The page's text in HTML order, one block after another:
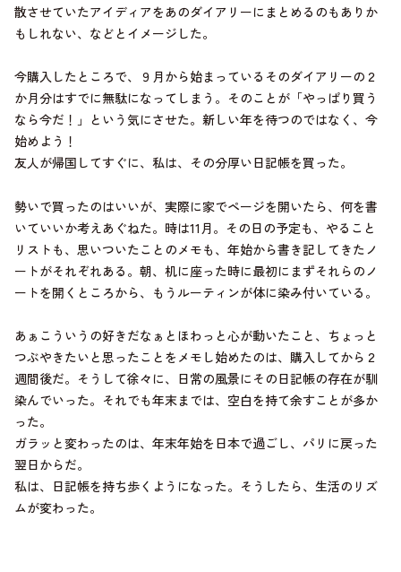
散させていたアイディアをあのダイアリーにまとめるのもありか
もしれない、などとイメージした。
今購入したところで、９月から始まっているそのダイアリーの２
か月分はすでに無駄になってしまう。そのことが「やっぱり買う
なら今だ！」という気にさせた。新しい年を待つのではなく、今
始めよう！
友人が帰国してすぐに、私は、その分厚い日記帳を買った。
勢いで買ったのはいいが、実際に家でページを開いたら、何を書
いていいか考えあぐねた。時は11月。その日の予定も、やること
リストも、思いついたことのメモも、年始から書き記してきたノ
ートがそれぞれある。朝、机に座った時に最初にまずそれらのノ
ートを開くところから、もうルーティンが体に染み付いている。
あぁこういうの好きだなぁとほわっと心が動いたこと、ちょっと
つぶやきたいと思ったことをメモし始めたのは、購入してから２
週間後だ。そうして徐々に、日常の風景にその日記帳の存在が馴
染んでいった。それでも年末までは、空白を持て余すことが多か
った。
ガラッと変わったのは、年末年始を日本で過ごし、パリに戻った
翌日からだ。
私は、日記帳を持ち歩くようになった。そうしたら、生活のリズ
ムが変わった。